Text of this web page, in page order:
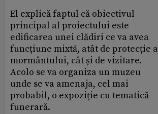
El explică faptul că obiectivul
principal al proiectului este
edificarea unei clădiri ce va avea
funcțiune mixtă, atât de protecție a
mormântului, cât și de vizitare.
Acolo se va organiza un muzeu
unde se va amenaja, cel mai
probabil, o expoziție cu tematică
funerară.